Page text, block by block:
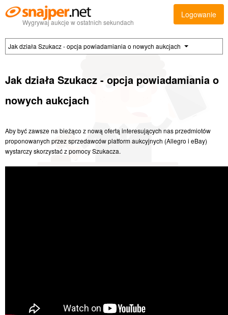
Wygrywaj aukcje w ostatnich sekundach
Logowanie
Jak działa Szukacz - opcja powiadamiania o nowych aukcjach
Jak działa Szukacz - opcja powiadamiania o
nowych aukcjach
Aby być zawsze na bieżąco z nową ofertą interesujących nas przedmiotów
proponowanych przez sprzedawców platform aukcyjnych (Allegro i eBay)
wystarczy skorzystać z pomocy Szukacza.